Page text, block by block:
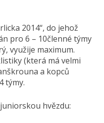
2014“, do jehož
pro 6 – 10členné týmy
využije maximum.
(která má velmi
a kopců
týmy.
hvězdu: